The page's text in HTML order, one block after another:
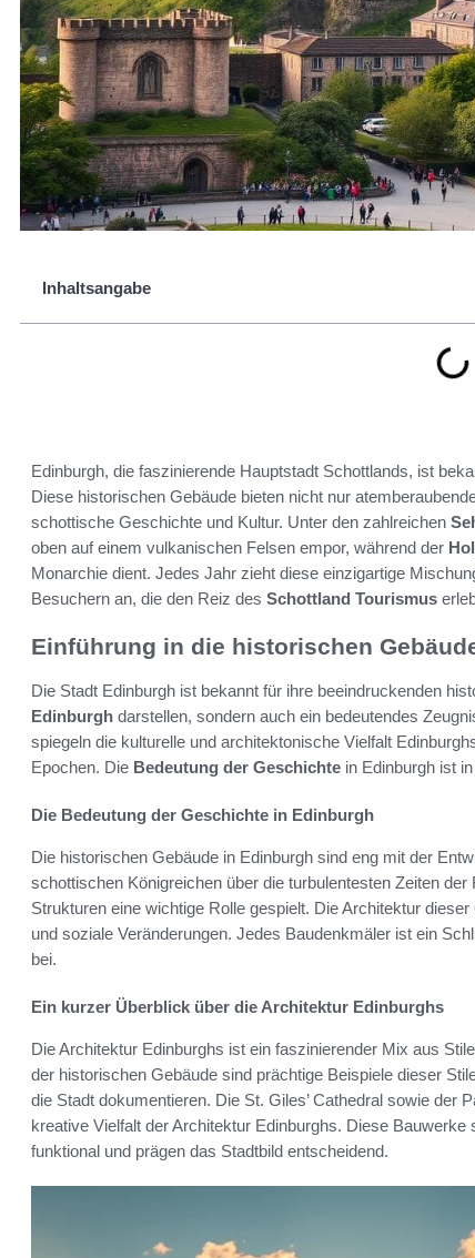
Inhaltsangabe
Edinburgh, die faszinierende Hauptstadt Schottlands, ist
Diese historischen Gebäude bieten nicht nur
schottische Geschichte und Kultur. Unter den zahlreichen
oben auf einem vulkanischen Felsen empor, während der
Monarchie dient. Jedes Jahr zieht diese einzigartige
Besuchern an, die den Reiz des Schottland Tourismus
Einführung in die historischen
Die Stadt Edinburgh ist bekannt für ihre beeindruckenden
Edinburgh darstellen, sondern auch ein bedeutendes
spiegeln die kulturelle und architektonische Vielfalt
Epochen. Die Bedeutung der Geschichte in Edinburgh ist
Die Bedeutung der Geschichte in Edinburgh
Die historischen Gebäude in Edinburgh sind eng mit der
schottischen Königreichen über die turbulentesten Zeiten
Strukturen eine wichtige Rolle gespielt. Die Architektur
und soziale Veränderungen. Jedes Baudenkmäler ist ein
bei.
Ein kurzer Überblick über die Architektur Edinburghs
Die Architektur Edinburghs ist ein faszinierender Mix aus
der historischen Gebäude sind prächtige Beispiele dieser
die Stadt dokumentieren. Die St. Giles’ Cathedral sowie der
kreative Vielfalt der Architektur Edinburghs. Diese
funktional und prägen das Stadtbild entscheidend.